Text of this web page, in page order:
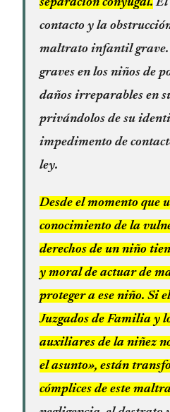
contacto y la
maltrato infantil grave.
graves en los niños de
daños irreparables en
privándolos de su
impedimento de
ley.
Desde el momento que
conocimiento de la
derechos de un niño
y moral de actuar de
proteger a ese niño. Si
Juzgados de Familia y
auxiliares de la niñez
el asunto», están
cómplices de este